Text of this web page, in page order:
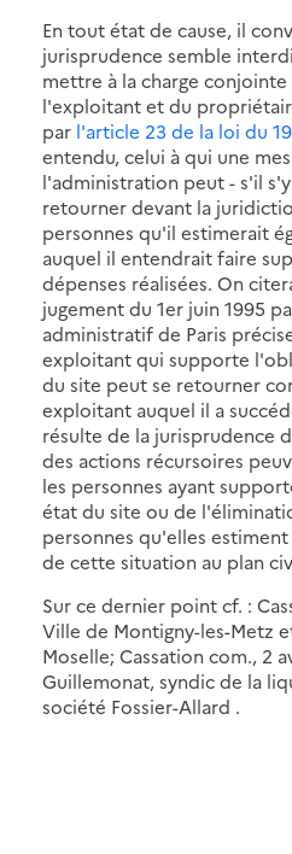
En tout état de cause, il
jurisprudence semble
mettre à la charge
l'exploitant et du
par l'article 23 de la loi du
entendu, celui à qui une
l'administration peut - s'il
retourner devant la
personnes qu'il estimerait
auquel il entendrait faire
dépenses réalisées. On
jugement du 1er juin 1995
administratif de Paris
exploitant qui supporte
du site peut se retourner
exploitant auquel il a
résulte de la jurisprudence
des actions récursoires
les personnes ayant
état du site ou de
personnes qu'elles
de cette situation au plan
Sur ce dernier point cf. :
Ville de Montigny-les-Metz
Moselle; Cassation com., 2
Guillemonat, syndic de la
société Fossier-Allard .